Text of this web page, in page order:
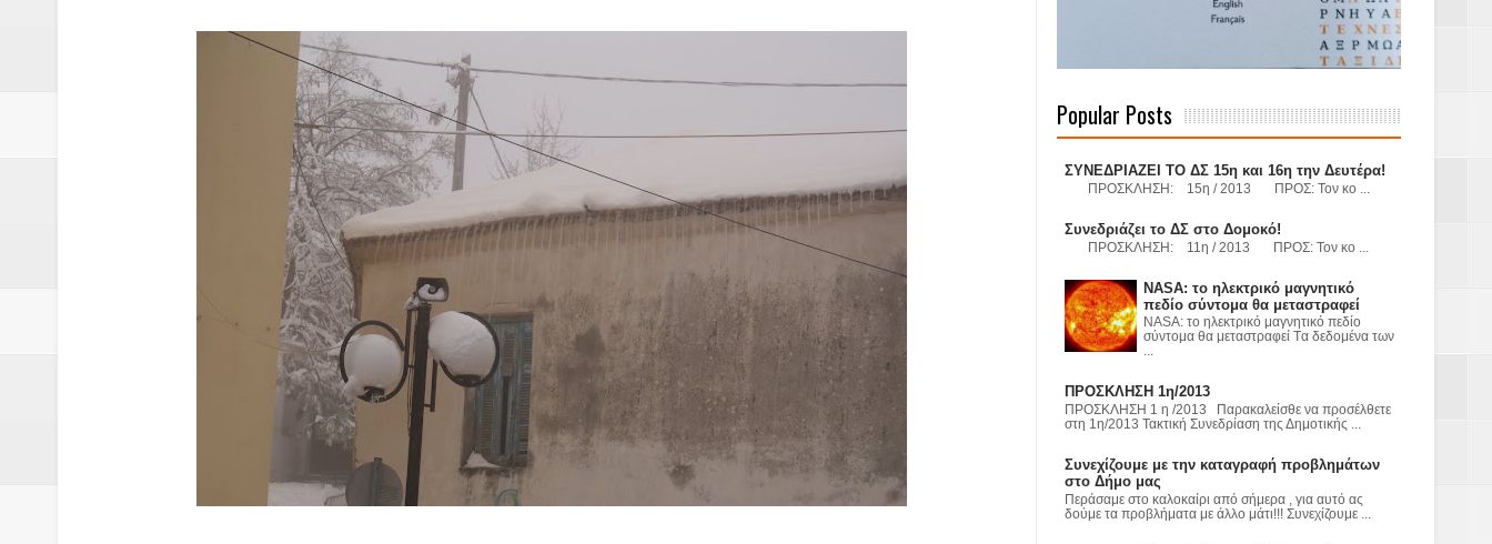
ΝΟΕΜΒΡΙΟΣ 1943 80 χρόνια από το κάψιμο των χωριών της Λίμνης Πλαστήρα από Ιταλούς και Γερμανούς
κατακτητές
Αδελφές Αλεξανδρή: Οι τρίδυμες Ελληνίδες με ρίζες απο τον Δομοκό που κυριαρχούν στο Παγκόσμιο
Πρωτάθλημα με την Αυστρία!
Ξεκινούν οι αιτήσεις συμμετοχής στο Διαγωνισμό Ιδεών - Hackathon που διοργανώνει η ΑΝ.ΚΑ Α.Ε. με σκοπό
τη διαμόρφωση - επεξεργασία πρωτότυπων ιδεών στους τομείς της περιβαλλοντικής βιωσιμότητας και
ανθεκτικότητας έναντι των επιπτώσεων της κλιματικής αλλαγής
Συνεδριάζει η οικονομική επιτροπή του Δήμου Δομοκού
ΠΡΟΚΗΡΥΞΗ ΑΝΟΙΚΤΟΥ ΗΛΕΚΤΡΟΝΙΚΟΥ ΔΙΑΓΩΝΙΣΜΟΥ «ΛΕΙΤΟΥΡΓΙΑ ΒΙΟΚΑ ΧΥΤΑ ΔΟΜΟΚΟΥ– ΧΥΤΑ»
Βάιος Γκανής Δομοκός : Δύο μήνες μετά τις πλημμύρες και κινδυνεύουμε να ξαναπλημμυρίσουμε
Popular Posts
ΣΥΝΕΔΡΙΑΖΕΙ ΤΟ ΔΣ 15η και 16η την Δευτέρα!
ΠΡΟΣΚΛΗΣΗ: 15η / 2013 ΠΡΟΣ: Τον κο ...
Συνεδριάζει το ΔΣ στο Δομοκό!
ΠΡΟΣΚΛΗΣΗ: 11η / 2013 ΠΡΟΣ: Τον κο ...
NASA: το ηλεκτρικό μαγνητικό
πεδίο σύντομα θα μεταστραφεί
NASA: το ηλεκτρικό μαγνητικό πεδίο
σύντομα θα μεταστραφεί Tα δεδομένα των
ΠΡΟΣΚΛΗΣΗ 1η/2013
ΠΡΟΣΚΛΗΣΗ 1 η /2013 Παρακαλείσθε να προσέλθετε
στη 1η/2013 Τακτική Συνεδρίαση της Δημοτικής ...
Συνεχίζουμε με την καταγραφή προβλημάτων
στο Δήμο μας
Περάσαμε στο καλοκαίρι από σήμερα , για αυτό ας
δούμε τα προβλήματα με άλλο μάτι!!! Συνεχίζουμε ...